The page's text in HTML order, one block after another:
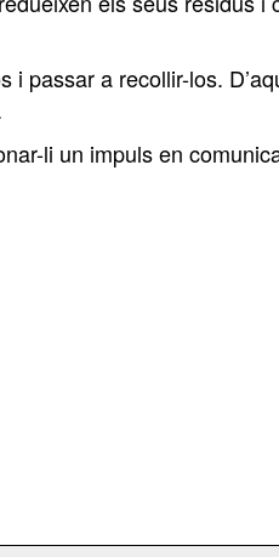
i passar a recollir-los.
li un impuls en